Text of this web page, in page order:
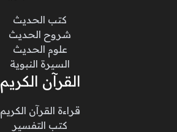
كتب الحديث
شروح الحديث
علوم الحديث
السيرة النبوية
القرآن الكريم
قراءة القرآن الكريم
كتب التفسير